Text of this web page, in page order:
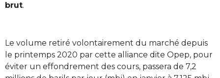
brut.
Le volume retiré volontairement du marché depuis
le printemps 2020 par cette alliance dite Opep, pour
éviter un effondrement des cours, passera de 7,2